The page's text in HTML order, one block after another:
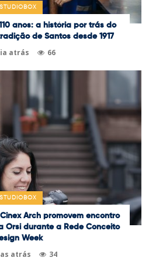
STUDIOBOX
anos: a história por trás do
de Santos desde 1917
atrás 66
STUDIOBOX
Arch promovem encontro
Orsi durante a Rede Conceito
Week
atrás 34